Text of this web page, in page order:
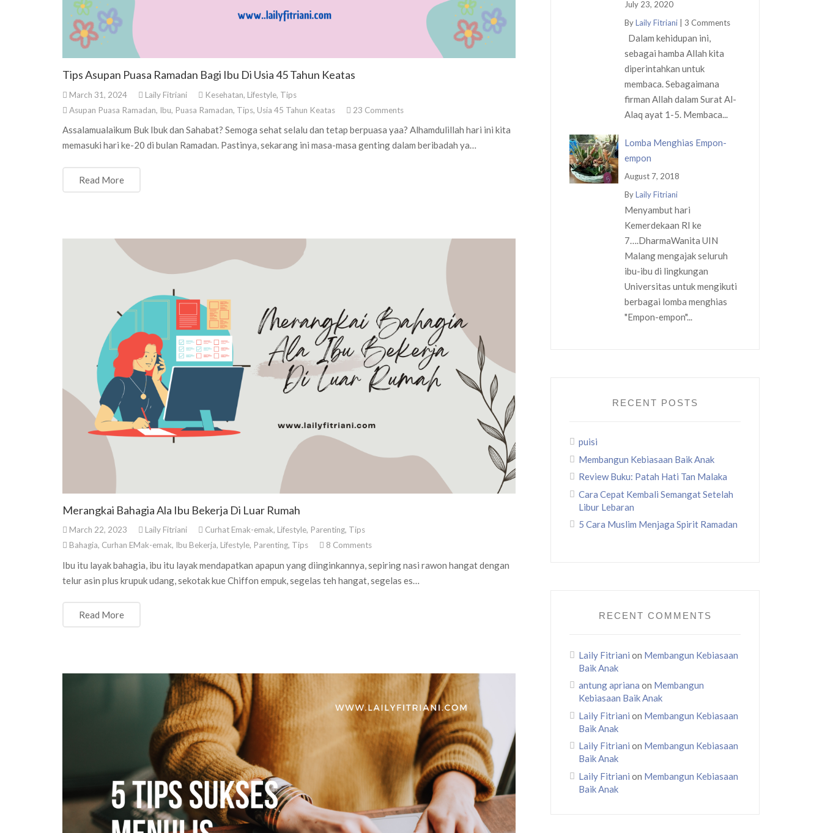
Tips Asupan Puasa Ramadan Bagi Ibu Di Usia 45 Tahun Keatas
March 31, 2024 Laily Fitriani Kesehatan, Lifestyle, Tips
Asupan Puasa Ramadan, Ibu, Puasa Ramadan, Tips, Usia 45 Tahun Keatas 23 Comments
Assalamualaikum Buk Ibuk dan Sahabat? Semoga sehat selalu dan tetap berpuasa yaa? Alhamdulillah hari ini kita
memasuki hari ke-20 di bulan Ramadan. Pastinya, sekarang ini masa-masa genting dalam beribadah ya…
Read More
Merangkai Bahagia Ala Ibu Bekerja Di Luar Rumah
March 22, 2023 Laily Fitriani Curhat Emak-emak, Lifestyle, Parenting, Tips
Bahagia, Curhan EMak-emak, Ibu Bekerja, Lifestyle, Parenting, Tips 8 Comments
Ibu itu layak bahagia, ibu itu layak mendapatkan apapun yang diinginkannya, sepiring nasi rawon hangat dengan
telur asin plus krupuk udang, sekotak kue Chiffon empuk, segelas teh hangat, segelas es…
Read More
July 23, 2020
ByLaily Fitriani | 3 Comments
Dalam kehidupan ini,
sebagai hamba Allah kita
diperintahkan untuk
membaca. Sebagaimana
firman Allah dalam Surat Al-
Alaq ayat 1-5. Membaca...
Lomba Menghias Empon-
empon
August 7, 2018
ByLaily Fitriani
Menyambut hari
Kemerdekaan RI ke
7….DharmaWanita UIN
Malang mengajak seluruh
ibu-ibu di lingkungan
Universitas untuk mengikuti
berbagai lomba menghias
"Empon-empon"...
RECENT POSTS
puisi
Membangun Kebiasaan Baik Anak
Review Buku: Patah Hati Tan Malaka
Cara Cepat Kembali Semangat Setelah
Libur Lebaran
5 Cara Muslim Menjaga Spirit Ramadan
RECENT COMMENTS
Laily Fitriani on Membangun Kebiasaan
Baik Anak
antung apriana on Membangun
Kebiasaan Baik Anak
Laily Fitriani on Membangun Kebiasaan
Baik Anak
Laily Fitriani on Membangun Kebiasaan
Baik Anak
Laily Fitriani on Membangun Kebiasaan
Baik Anak